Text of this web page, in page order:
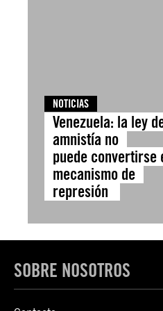
NOTICIAS
Venezuela: la ley
amnistía no
puede convertirse
mecanismo de
represión
SOBRE NOSOTROS